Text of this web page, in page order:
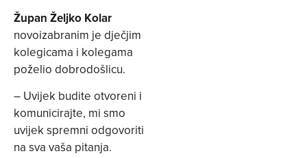
Župan Željko Kolar
novoizabranim je dječjim
kolegicama i kolegama
poželio dobrodošlicu.
– Uvijek budite otvoreni i
komunicirajte, mi smo
uvijek spremni odgovoriti
na sva vaša pitanja.